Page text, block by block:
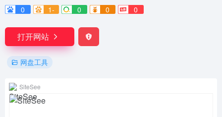
0
1- 0 0 0
打开网站
网盘工具
SiteSee